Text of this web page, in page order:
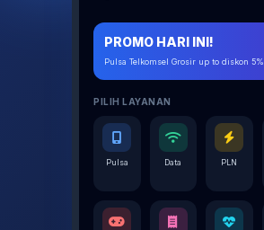
PROMO HARI INI!
Pulsa Telkomsel Grosir up to diskon 5%
PILIH LAYANAN
Pulsa Data PLN